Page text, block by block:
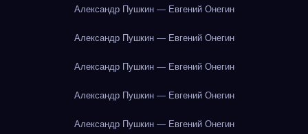
Александр Пушкин — Евгений Онегин
Александр Пушкин — Евгений Онегин
Александр Пушкин — Евгений Онегин
Александр Пушкин — Евгений Онегин
Александр Пушкин — Евгений Онегин